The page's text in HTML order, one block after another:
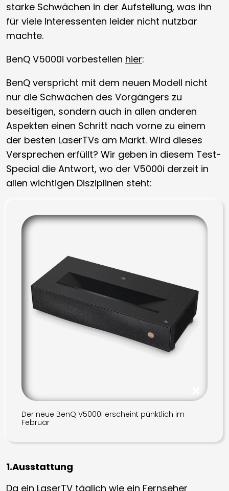
starke Schwächen in der Aufstellung, was ihn
für viele Interessenten leider nicht nutzbar
machte.
BenQ V5000i vorbestellen hier:
BenQ verspricht mit dem neuen Modell nicht
nur die Schwächen des Vorgängers zu
beseitigen, sondern auch in allen anderen
Aspekten einen Schritt nach vorne zu einem
der besten LaserTVs am Markt. Wird dieses
Versprechen erfüllt? Wir geben in diesem Test-
Special die Antwort, wo der V5000i derzeit in
allen wichtigen Disziplinen steht:
Der neue BenQ V5000i erscheint pünktlich im
Februar
1.Ausstattung
Da ein LaserTV täglich wie ein Fernseher